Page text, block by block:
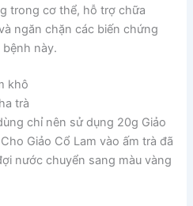
trong cơ thể, hỗ trợ chữa
ngăn chặn các biến chứng
này.
khô
trà
chỉ nên sử dụng 20g Giảo
Giảo Cổ Lam vào ấm trà đã
nước chuyển sang màu vàng